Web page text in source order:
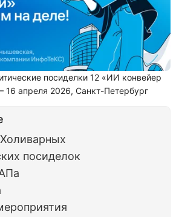
посиделки 12 «ИИ конвейер
16 апреля 2026, Санкт-Петербург
посиделок